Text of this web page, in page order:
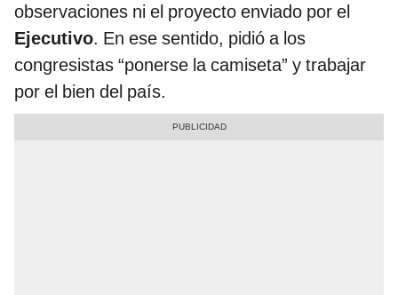
observaciones ni el proyecto enviado por el
Ejecutivo. En ese sentido, pidió a los
congresistas “ponerse la camiseta” y trabajar
por el bien del país.